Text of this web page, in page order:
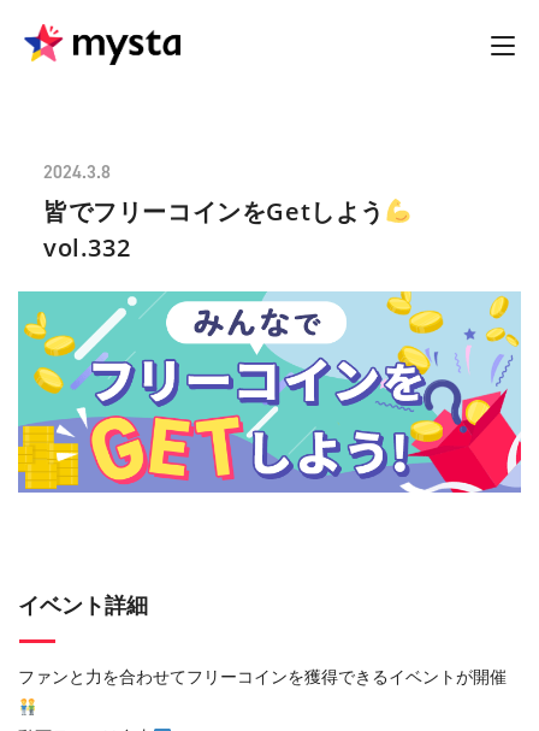
2024.3.8
皆でフリーコインをGetしよう
vol.332
イベント詳細
ファンと力を合わせてフリーコインを獲得できるイベントが開催